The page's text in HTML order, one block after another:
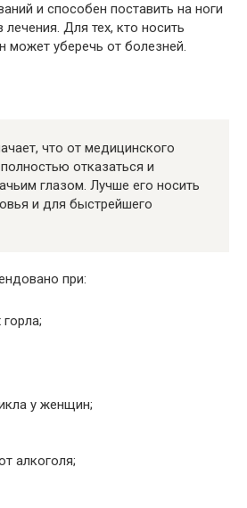
и способен поставить на ноги
Для тех, кто носить
может уберечь от болезней.
что от медицинского
отказаться и
глазом. Лучше его носить
и для быстрейшего
при:
у женщин;
алкоголя;